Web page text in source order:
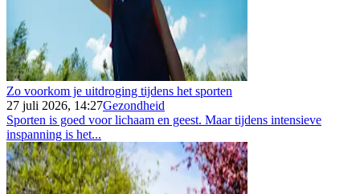
Zo voorkom je uitdroging tijdens het sporten
27 juli 2026, 14:27Gezondheid
Sporten is goed voor lichaam en geest. Maar tijdens intensieve
inspanning is het...